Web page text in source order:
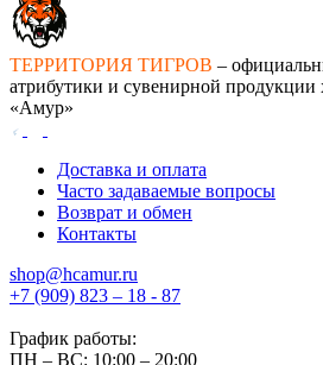
ТЕРРИТОРИЯ ТИГРОВ –
атрибутики и сувенирной продукции
«Амур»
Доставка и оплата
Часто задаваемые вопросы
Возврат и обмен
Контакты
shop@hcamur.ru
+7 (909) 823 – 18 - 87
График работы:
ПН – ВС: 10:00 – 20:00